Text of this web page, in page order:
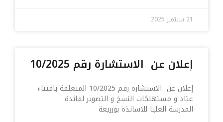
21 سبتمبر 2025
إعلان عن الاستشارة رقم 10/2025
إعلان عن الاستشارة رقم 10/2025 المتعلقة باقتناء
عتاد و مستهلكات النسخ و التصوير لفائدة
المدرسة العليا للاساتذة بوزريعة